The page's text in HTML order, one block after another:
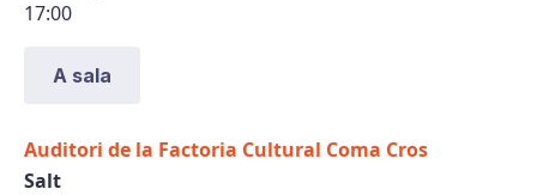
17:00
A sala
Auditori de la Factoria Cultural Coma Cros
Salt